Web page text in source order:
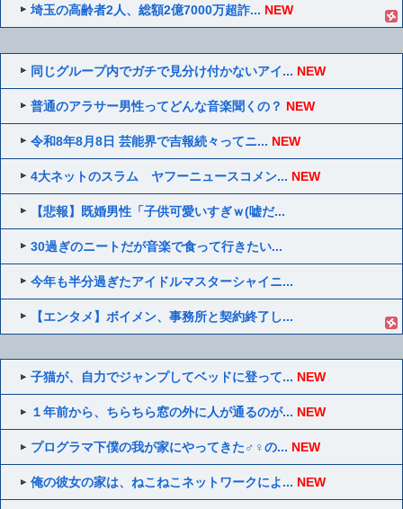
埼玉の高齢者2人、総額2億7000万超詐... NEW
同じグループ内でガチで見分け付かないアイ... NEW
普通のアラサー男性ってどんな音楽聞くの？ NEW
令和8年8月8日 芸能界で吉報続々ってニ... NEW
4大ネットのスラム ヤフーニュースコメン... NEW
【悲報】既婚男性「子供可愛いすぎｗ(嘘だ...
30過ぎのニートだが音楽で食って行きたい...
今年も半分過ぎたアイドルマスターシャイニ...
【エンタメ】ボイメン、事務所と契約終了し...
子猫が、自力でジャンプしてベッドに登って... NEW
１年前から、ちらちら窓の外に人が通るのが... NEW
プログラマ下僕の我が家にやってきた♂♀の... NEW
俺の彼女の家は、ねこねこネットワークによ... NEW